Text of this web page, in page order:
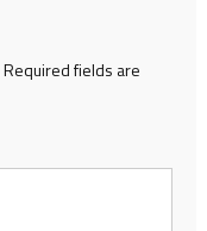
Required fields are